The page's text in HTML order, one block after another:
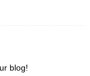
blog!